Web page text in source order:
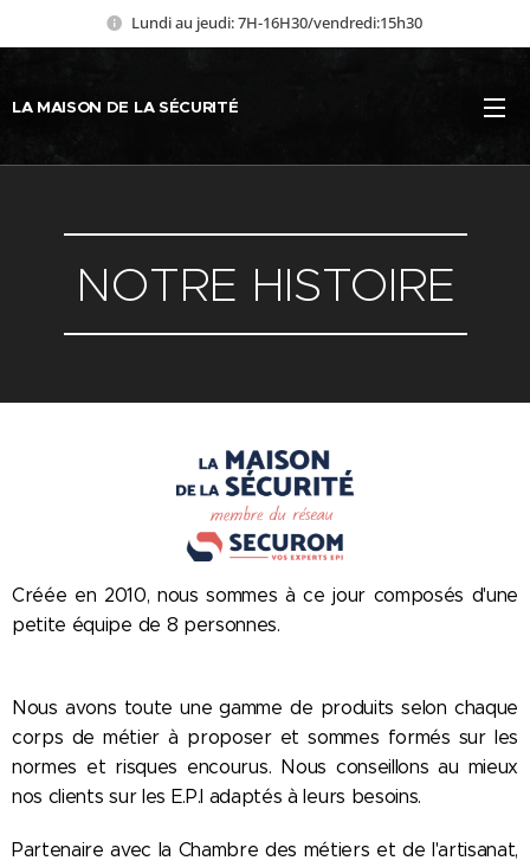
Lundi au jeudi: 7H-16H30/vendredi:15h30
LA MAISON DE LA SÉCURITÉ
NOTRE HISTOIRE
Créée en 2010, nous sommes à ce jour composés d'une
petite équipe de 8 personnes.
Nous avons toute une gamme de produits selon chaque
corps de métier à proposer et sommes formés sur les
normes et risques encourus. Nous conseillons au mieux
nos clients sur les E.P.I adaptés à leurs besoins.
Partenaire avec la Chambre des métiers et de l'artisanat,